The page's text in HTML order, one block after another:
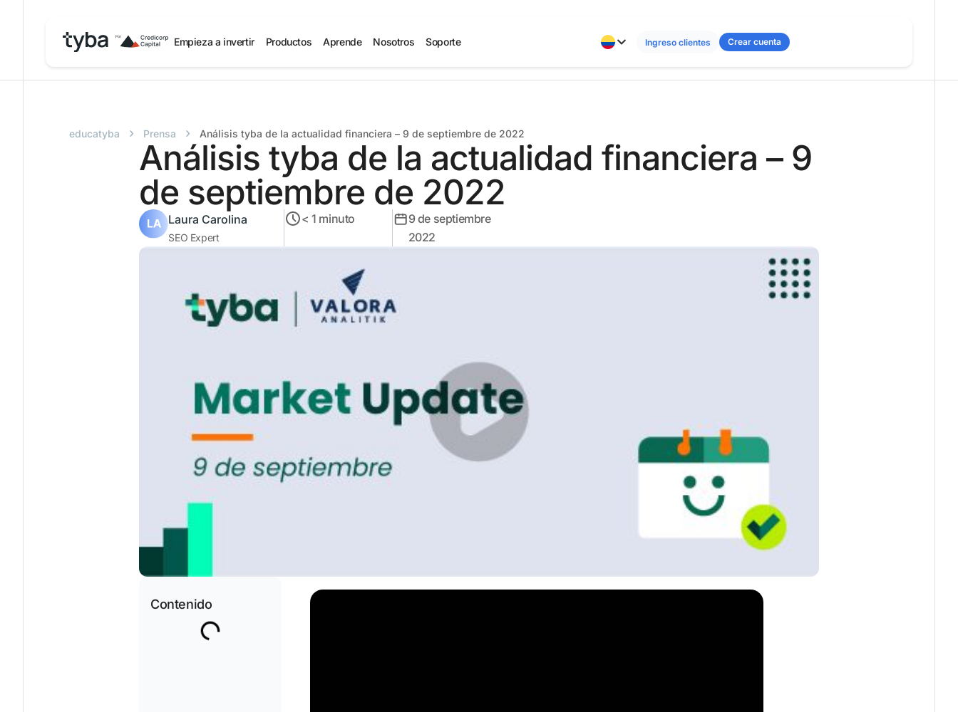
Empieza a invertir Productos Aprende Nosotros Soporte Ingreso clientes Crear cuenta
educatyba › Prensa › Análisis tyba de la actualidad financiera – 9 de septiembre de 2022
Análisis tyba de la actualidad financiera – 9
de septiembre de 2022
Laura Carolina
SEO Expert
< 1 minuto
9 de septiembre
2022
Contenido